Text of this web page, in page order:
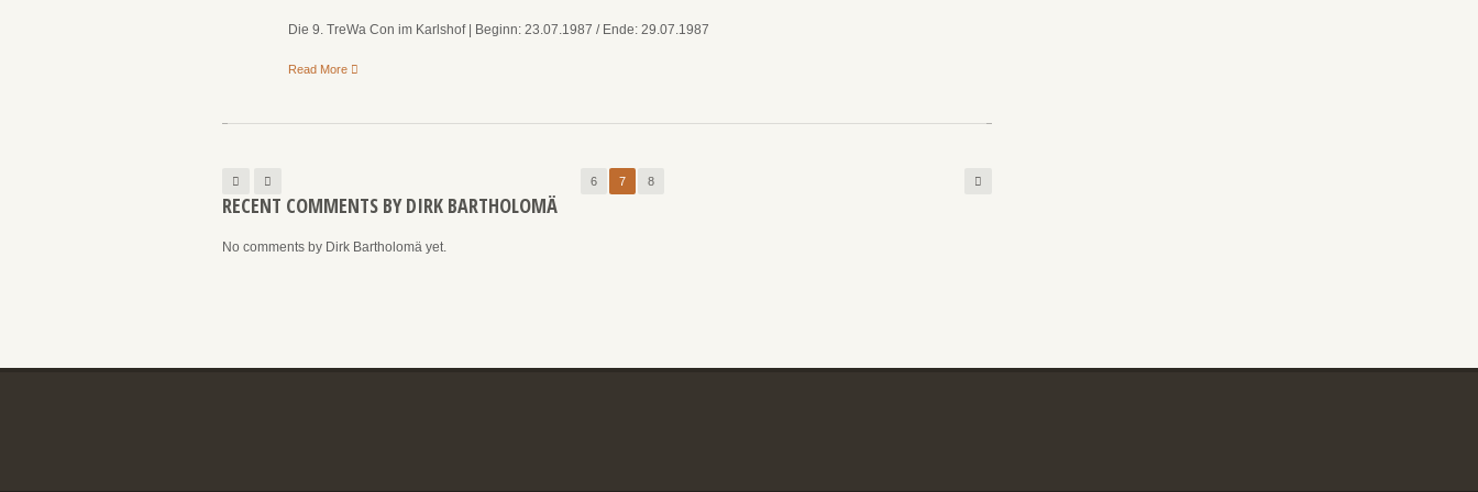
Die 9. TreWa Con im Karlshof | Beginn: 23.07.1987 / Ende: 29.07.1987
Read More
6 7 8
RECENT COMMENTS BY DIRK BARTHOLOMÄ
No comments by Dirk Bartholomä yet.